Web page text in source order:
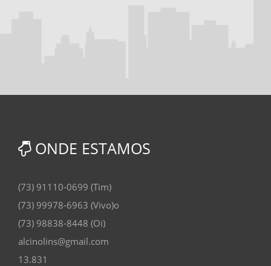
ONDE ESTAMOS
(73) 91110-0699 (Tim)
(73) 99978-6963 (Vivo)o
(73) 98838-8448 (Oi)
alcinolins@gmail.com
13.831